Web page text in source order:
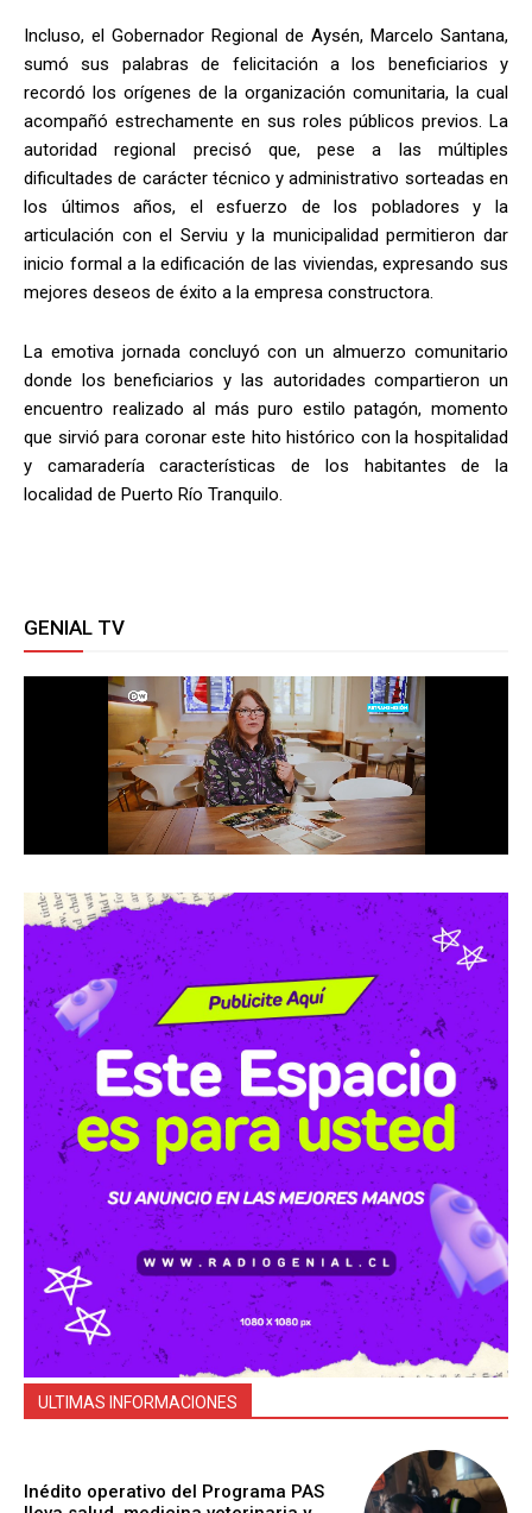
Incluso, el Gobernador Regional de Aysén, Marcelo Santana,
sumó sus palabras de felicitación a los beneficiarios y
recordó los orígenes de la organización comunitaria, la cual
acompañó estrechamente en sus roles públicos previos. La
autoridad regional precisó que, pese a las múltiples
dificultades de carácter técnico y administrativo sorteadas en
los últimos años, el esfuerzo de los pobladores y la
articulación con el Serviu y la municipalidad permitieron dar
inicio formal a la edificación de las viviendas, expresando sus
mejores deseos de éxito a la empresa constructora.
La emotiva jornada concluyó con un almuerzo comunitario
donde los beneficiarios y las autoridades compartieron un
encuentro realizado al más puro estilo patagón, momento
que sirvió para coronar este hito histórico con la hospitalidad
y camaradería características de los habitantes de la
localidad de Puerto Río Tranquilo.
GENIAL TV
ULTIMAS INFORMACIONES
Inédito operativo del Programa PAS